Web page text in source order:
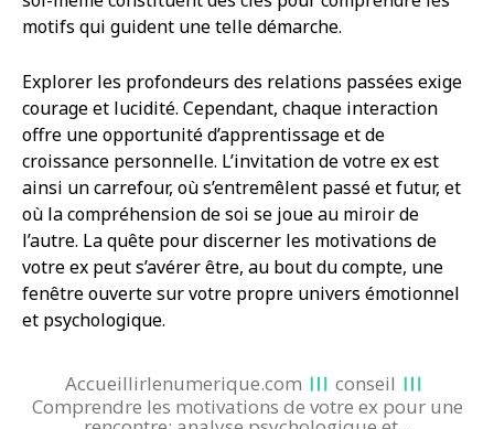
motifs qui guident une telle démarche.
Explorer les profondeurs des relations passées exige
courage et lucidité. Cependant, chaque interaction
offre une opportunité d’apprentissage et de
croissance personnelle. L’invitation de votre ex est
ainsi un carrefour, où s’entremêlent passé et futur, et
où la compréhension de soi se joue au miroir de
l’autre. La quête pour discerner les motivations de
votre ex peut s’avérer être, au bout du compte, une
fenêtre ouverte sur votre propre univers émotionnel
et psychologique.
Accueillirlenumerique.com
conseil
Comprendre les motivations de votre ex pour une